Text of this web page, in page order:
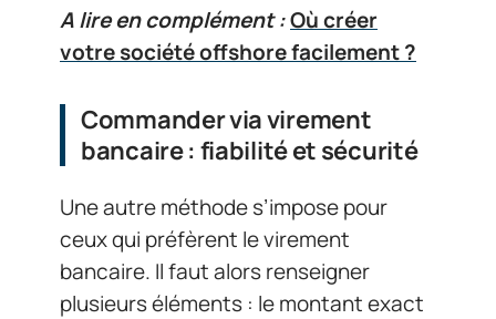
A lire en complément :Où créer
votre société offshore facilement ?
Commander via virement
bancaire : fiabilité et sécurité
Une autre méthode s’impose pour
ceux qui préfèrent le virement
bancaire. Il faut alors renseigner
plusieurs éléments : le montant exact